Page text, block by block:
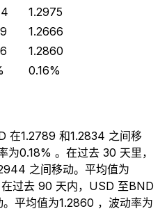
1.2975
1.2666
1.2860
0.16%
在1.2789 和1.2834 之间移
为0.18% 。在过去 30 天里，
之间移动。平均值为
过去 90 天内，USD 至BND
平均值为1.2860 ，波动率为